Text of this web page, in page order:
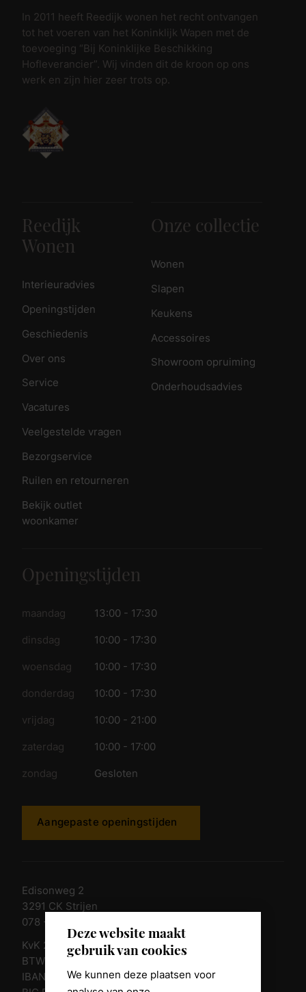
Deze website maakt
gebruik van cookies
We kunnen deze plaatsen voor
In 2011 heeft Reedijk wonen het recht ontvangen
tot het voeren van het Koninklijk Wapen met de
toevoeging “Bij Koninklijke Beschikking
Hofleverancier”. Wij vinden dit de kroon op ons
werk en zijn hier zeer trots op.
Reedijk
Wonen
Interieuradvies
Openingstijden
Geschiedenis
Over ons
Service
Vacatures
Veelgestelde vragen
Bezorgservice
Ruilen en retourneren
Bekijk outlet
woonkamer
Onze collectie
Wonen
Slapen
Keukens
Accessoires
Showroom opruiming
Onderhoudsadvies
Openingstijden
maandag 13:00 - 17:30
dinsdag 10:00 - 17:30
woensdag 10:00 - 17:30
donderdag 10:00 - 17:30
vrijdag 10:00 - 21:00
zaterdag 10:00 - 17:00
zondag Gesloten
Aangepaste openingstijden
Edisonweg 2
3291 CK Strijen
078 - 674 84 85
KvK 23011135
BTW nr. NL 805098938.B.01
IBAN NL10 RABO 0361 8039 58